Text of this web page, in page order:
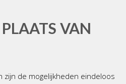
VAN
zijn de mogelijkheden eindeloos